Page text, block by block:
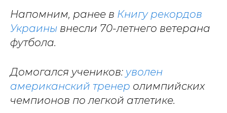
Напомним, ранее в Книгу рекордов
Украины внесли 70-летнего ветерана
футбола.
Домогался учеников: уволен
американский тренер олимпийских
чемпионов по легкой атлетике.